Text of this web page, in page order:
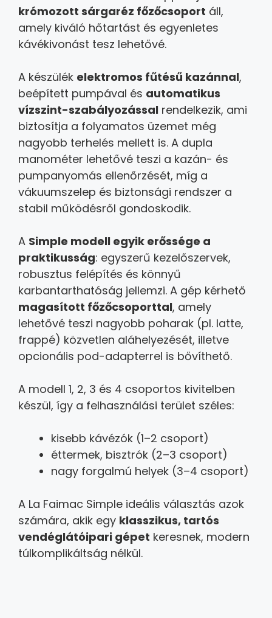
krómozott sárgaréz főzőcsoport áll,
amely kiváló hőtartást és egyenletes
kávékivonást tesz lehetővé.
A készülék elektromos fűtésű kazánnal,
beépített pumpával és automatikus
vízszint-szabályozással rendelkezik, ami
biztosítja a folyamatos üzemet még
nagyobb terhelés mellett is. A dupla
manométer lehetővé teszi a kazán- és
pumpanyomás ellenőrzését, míg a
vákuumszelep és biztonsági rendszer a
stabil működésről gondoskodik.
A Simple modell egyik erőssége a
praktikusság: egyszerű kezelőszervek,
robusztus felépítés és könnyű
karbantarthatóság jellemzi. A gép kérhető
magasított főzőcsoporttal, amely
lehetővé teszi nagyobb poharak (pl. latte,
frappé) közvetlen aláhelyezését, illetve
opcionális pod-adapterrel is bővíthető.
A modell 1, 2, 3 és 4 csoportos kivitelben
készül, így a felhasználási terület széles:
kisebb kávézók (1–2 csoport)
éttermek, bisztrók (2–3 csoport)
nagy forgalmú helyek (3–4 csoport)
A La Faimac Simple ideális választás azok
számára, akik egy klasszikus, tartós
vendéglátóipari gépet keresnek, modern
túlkomplikáltság nélkül.